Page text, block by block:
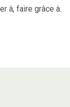
à, faire grâce à.